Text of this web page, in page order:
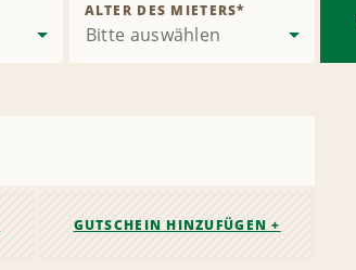
ALTER DES MIETERS*
GUTSCHEIN HINZUFÜGEN +